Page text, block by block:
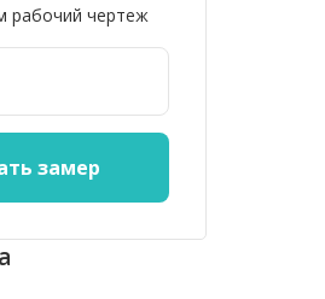
рабочий чертеж